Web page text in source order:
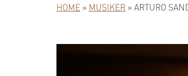
HOME » MUSIKER » ARTURO